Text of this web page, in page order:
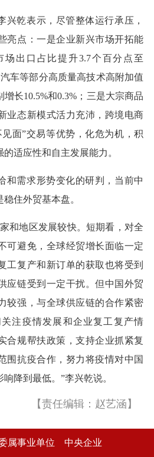
兴乾表示，尽管整体运行承压，
亮点：一是企业新兴市场开拓能
场出口占比提升3.7个百分点至
车等部分高质量高技术高附加值
长10.5%和0.3%；三是大宗商品
业态新模式活力充沛，跨境电商
面”交易等优势，化危为机，积
适应性和自主发展能力。
和需求形势变化的研判，当前中
住外贸基本盘。
和地区发展较快。短期看，对全
可避免，全球经贸增长面临一定
工复产和新订单的获取也将受到
应链受到一定干扰。但中国外贸
较强，与全球供应链的合作紧密
注疫情发展和企业复工复产情
合规帮扶政策，支持企业抓紧复
围抗疫合作，努力将疫情对中国
降到最低。”李兴乾说。
【责任编辑：赵艺涵】
属事业单位 中央企业